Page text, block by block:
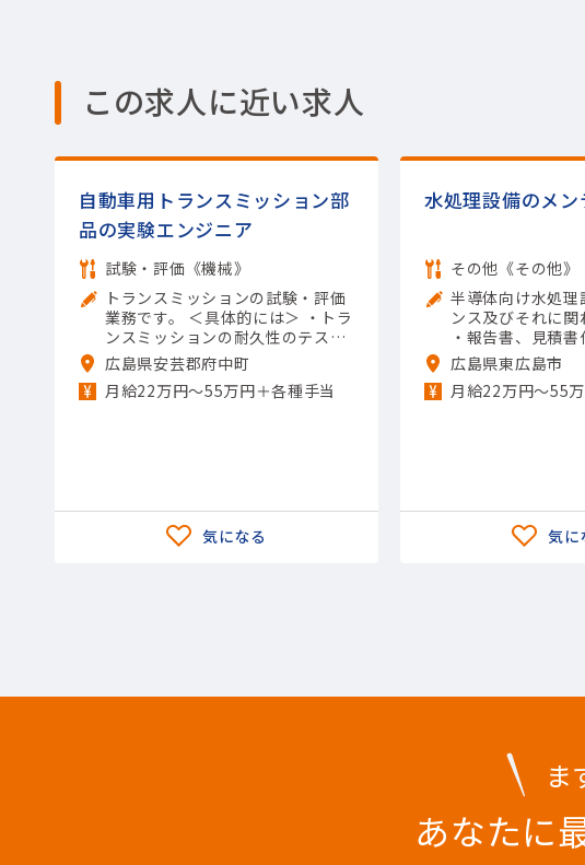
この求人に近い求人
自動車用トランスミッション部
品の実験エンジニア
試験・評価《機械》
トランスミッションの試験・評価
業務です。 ＜具体的には＞ ・トラ
ンスミッションの耐久性のテスト
実施 ・製品の熱への強さの評価 ・
構造上の強度の確認 ・異音や揺れ
が発生しないかのチェック ・テス
広島県安芸郡府中町
月給22万円〜55万円＋各種手当
水処理設備のメン
その他《その他》
半導体向け水処理
ンス及びそれに関
・報告書、見積
・品質管理など 【
導体関連)その他半
用ツール】Excel
広島県東広島市
月給22万円〜55
ま
あなたに